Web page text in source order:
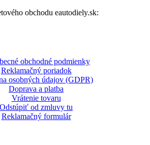
obchodu eautodiely.sk:
obchodné podmienky
Reklamačný poriadok
osobných údajov (GDPR)
Doprava a platba
Vrátenie tovaru
Odstúpiť od zmluvy tu
Reklamačný formulár